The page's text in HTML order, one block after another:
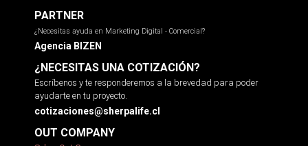
PARTNER
¿Necesitas ayuda en Marketing Digital - Comercial?
Agencia BIZEN
¿NECESITAS UNA COTIZACIÓN?
Escríbenos y te responderemos a la brevedad para poder
ayudarte en tu proyecto.
cotizaciones@sherpalife.cl
OUT COMPANY